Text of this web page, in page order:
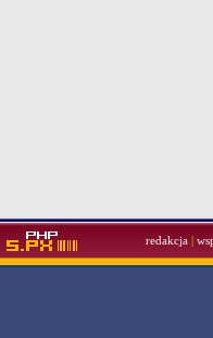
redakcja